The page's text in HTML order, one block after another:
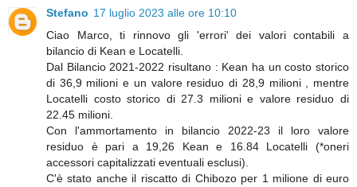
Stefano 17 luglio 2023 alle ore 10:10
Ciao Marco, ti rinnovo gli 'errori' dei valori contabili a
bilancio di Kean e Locatelli.
Dal Bilancio 2021-2022 risultano : Kean ha un costo storico
di 36,9 milioni e un valore residuo di 28,9 milioni , mentre
Locatelli costo storico di 27.3 milioni e valore residuo di
22.45 milioni.
Con l'ammortamento in bilancio 2022-23 il loro valore
residuo è pari a 19,26 Kean e 16.84 Locatelli (*oneri
accessori capitalizzati eventuali esclusi).
C'è stato anche il riscatto di Chibozo per 1 milione di euro